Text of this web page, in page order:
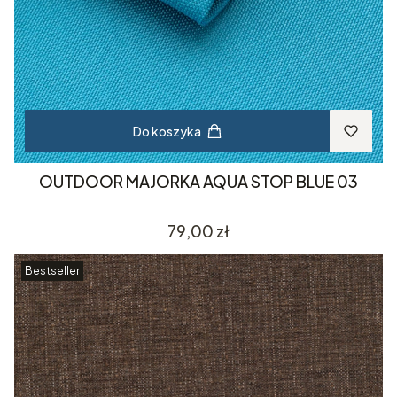
Do koszyka
OUTDOOR MAJORKA AQUA STOP BLUE 03
Cena
79,00 zł
Bestseller